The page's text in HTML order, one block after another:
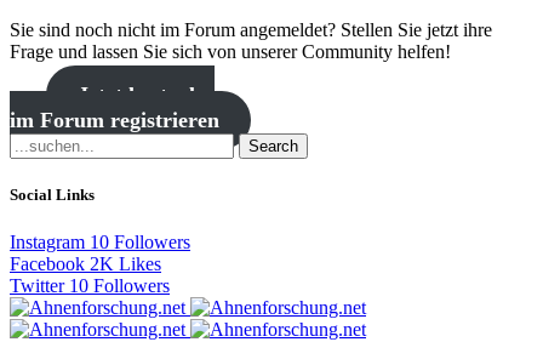
Sie sind noch nicht im Forum angemeldet? Stellen Sie jetzt ihre
Frage und lassen Sie sich von unserer Community helfen!
Jetzt kostenlos
im Forum registrieren
Search
Social Links
Instagram 10 Followers
Facebook 2K Likes
Twitter 10 Followers